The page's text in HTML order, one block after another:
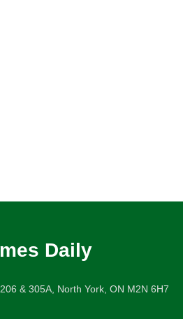
Daily
& 305A, North York, ON M2N 6H7